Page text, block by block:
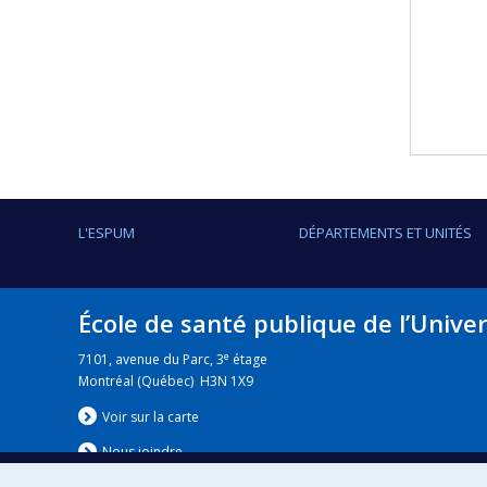
L'ESPUM DÉPARTEMENTS ET UNITÉS
École de santé publique de
7101, avenue du Parc, 3e étage
Montréal (Québec) H3N 1X9
Voir sur la carte
Nous joindre